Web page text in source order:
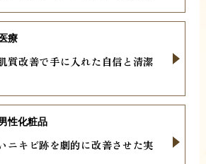
質改善で手に入れた自信と清潔
医療
ニキビ跡を劇的に改善させた実
性化粧品